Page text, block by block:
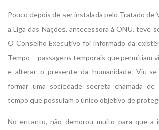
Pouco depois de ser instalada pelo Tratado de
a Liga das Nações, antecessora à ONU, teve
O Conselho Executivo foi informado da
Tempo – passagens temporais que permitiam
e alterar o presente da humanidade. Viu-
formar uma sociedade secreta chamada
tempo que possuíam o único objetivo de
No entanto, não demorou muito para que a